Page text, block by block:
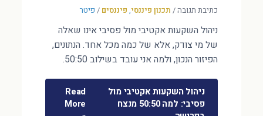
כתיבת תגובה/ תכנון פיננסי, פיננסים / פיטר
ניהול השקעות אקטיבי מול פסיבי אינו שאלה
של מי צודק, אלא של כמה מכל אחד. הנתונים,
הפיזור הנכון, ולמה אני עובד בשילוב 50:50.
ניהול השקעות אקטיבי מול
פסיבי: למה 50:50 מנצח
Read
More